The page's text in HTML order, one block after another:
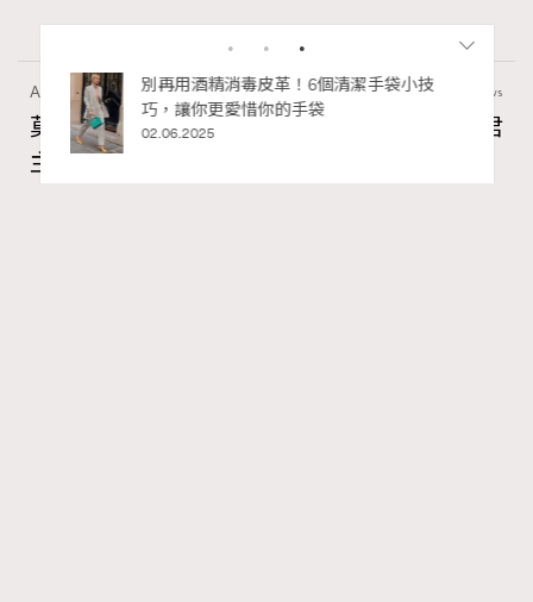
Art 60 views
莫扎特16歲歌劇神作！非凡美樂帶來《獨裁君
主斯拉》香港首演重現古羅馬政治風暴
的顯
別再用酒精消毒皮革！6個清潔手袋小技
巧，讓你更愛惜你的手袋
02.06.2025